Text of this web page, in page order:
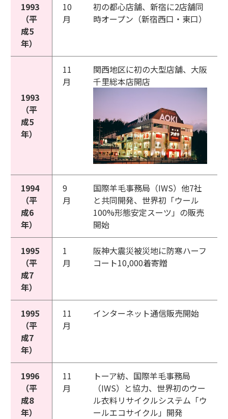
1993
（平
成5
年）
10
月
初の都心店舗、新宿に2店舗同
時オープン（新宿西口・東口）
1993
（平
成5
年）
11
月
関西地区に初の大型店舗、大阪
千里総本店開店
1994
（平
成6
年）
9
月
国際羊毛事務局（IWS）他7社
と共同開発、世界初「ウール
100%形態安定スーツ」の販売
開始
1995
（平
成7
年）
1
月
阪神大震災被災地に防寒ハーフ
コート10,000着寄贈
1995
（平
成7
年）
11
月
インターネット通信販売開始
1996
（平
成8
年）
11
月
トーア紡、国際羊毛事務局
（IWS）と協力、世界初のウー
ル衣料リサイクルシステム「ウ
ールエコサイクル」開発